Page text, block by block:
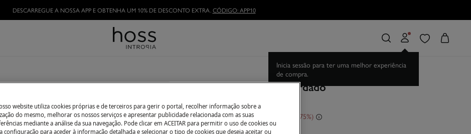
DESCARREGUE A NOSSA APP E OBTENHA UM 10% DE DESCONTO EXTRA.CÓDIGO: APP10
Inicia sessão para ter uma melhor experiência
de compra.
Alexia. Vestido bordado
€ 49,00
€ 199,00 Desconto 75
website utiliza cookies próprias e de terceiros para gerir o portal, recolher informação sobre a
do mesmo, melhorar os nossos serviços e apresentar publicidade relacionada com as suas
mediante a análise da sua navegação. Pode clicar em ACEITAR para permitir o uso de cookies ou
configuração para aceder à informação detalhada e selecionar o tipo de cookies que deseja aceitar ou